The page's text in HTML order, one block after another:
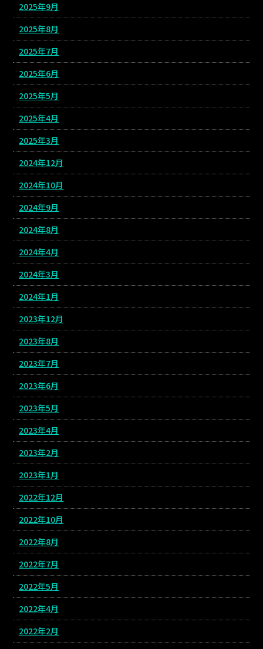
2025年9月
2025年8月
2025年7月
2025年6月
2025年5月
2025年4月
2025年3月
2024年12月
2024年10月
2024年9月
2024年8月
2024年4月
2024年3月
2024年1月
2023年12月
2023年8月
2023年7月
2023年6月
2023年5月
2023年4月
2023年2月
2023年1月
2022年12月
2022年10月
2022年8月
2022年7月
2022年5月
2022年4月
2022年2月